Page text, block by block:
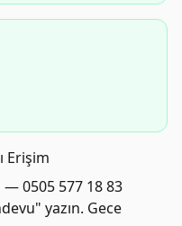
Erişim
— 0505 577 18 83
yazın. Gece